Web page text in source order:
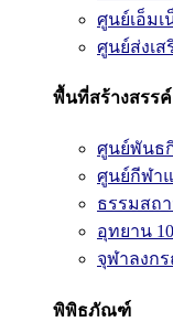
ศูนย์เอ็มเ
ศูนย์ส่งเ
พื้นที่สร้างสรรค์
ศูนย์พันธ
ศูนย์กีฬา
ธรรมสถ
อุทยาน
จุฬาลงก
พิพิธภัณฑ์